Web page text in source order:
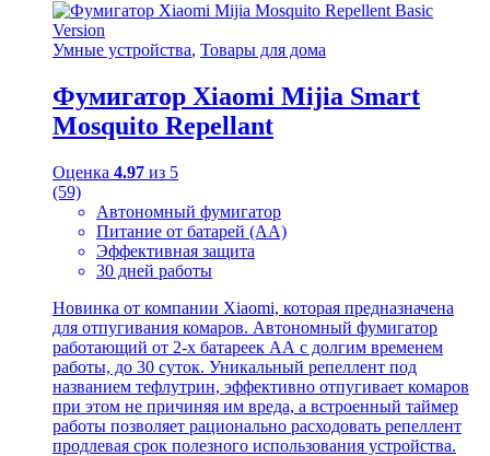
Умные устройства, Товары для дома
Фумигатор Xiaomi Mijia Smart
Mosquito Repellant
Оценка 4.97 из 5
(59)
Автономный фумигатор
Питание от батарей (АА)
Эффективная защита
30 дней работы
Новинка от компании Xiaomi, которая предназначена
для отпугивания комаров. Автономный фумигатор
работающий от 2-х батареек АА с долгим временем
работы, до 30 суток. Уникальный репеллент под
названием тефлутрин, эффективно отпугивает комаров
при этом не причиняя им вреда, а встроенный таймер
работы позволяет рационально расходовать репеллент
продлевая срок полезного использования устройства.